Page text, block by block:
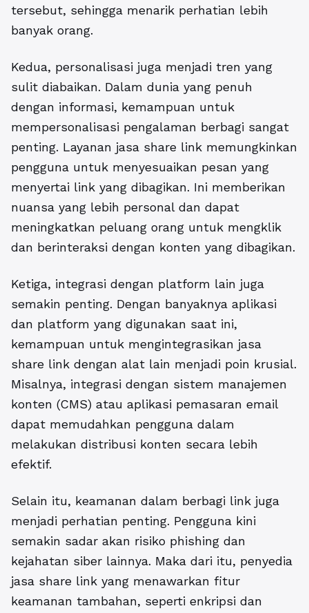
tersebut, sehingga menarik perhatian lebih
banyak orang.
Kedua, personalisasi juga menjadi tren yang
sulit diabaikan. Dalam dunia yang penuh
dengan informasi, kemampuan untuk
mempersonalisasi pengalaman berbagi sangat
penting. Layanan jasa share link memungkinkan
pengguna untuk menyesuaikan pesan yang
menyertai link yang dibagikan. Ini memberikan
nuansa yang lebih personal dan dapat
meningkatkan peluang orang untuk mengklik
dan berinteraksi dengan konten yang dibagikan.
Ketiga, integrasi dengan platform lain juga
semakin penting. Dengan banyaknya aplikasi
dan platform yang digunakan saat ini,
kemampuan untuk mengintegrasikan jasa
share link dengan alat lain menjadi poin krusial.
Misalnya, integrasi dengan sistem manajemen
konten (CMS) atau aplikasi pemasaran email
dapat memudahkan pengguna dalam
melakukan distribusi konten secara lebih
efektif.
Selain itu, keamanan dalam berbagi link juga
menjadi perhatian penting. Pengguna kini
semakin sadar akan risiko phishing dan
kejahatan siber lainnya. Maka dari itu, penyedia
jasa share link yang menawarkan fitur
keamanan tambahan, seperti enkripsi dan